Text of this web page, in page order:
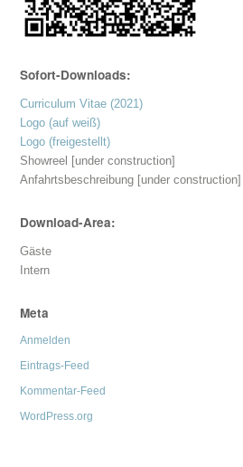
Sofort-Downloads:
Curriculum Vitae (2021)
Logo (auf weiß)
Logo (freigestellt)
Showreel [under construction]
Anfahrtsbeschreibung [under construction]
Download-Area:
Gäste
Intern
Meta
Anmelden
Eintrags-Feed
Kommentar-Feed
WordPress.org